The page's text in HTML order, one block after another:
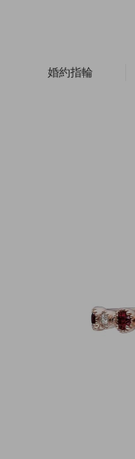
婚約指輪